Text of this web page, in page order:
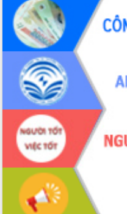
Đắk Lắk nâng cao hiệu quả công tác
Đảng từ Sổ tay đảng viên điện tử
Đắk Lắk đẩy mạnh nuôi biển công
nghệ, hướng tới phát triển thủy sản
bền vững
Tập huấn nâng cao năng lực triển khai
chuyển đổi số cho cán bộ, công chức
cấp xã
Đắk Lắk phát động hưởng ứng Ngày
Quyền của người tiêu dùng Việt Nam
2026
Đẩy mạnh cải cách hành chính, quyết
tâm đạt được mục tiêu tăng trưởng
hai con số trong năm 2026
Tổ chức trang trọng Lễ hội Đền thờ
Lương Văn Chánh năm 2026